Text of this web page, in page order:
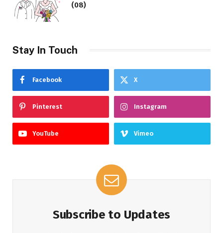
(08)
Stay In Touch
Facebook X
Pinterest Instagram
YouTube Vimeo
Subscribe to Updates